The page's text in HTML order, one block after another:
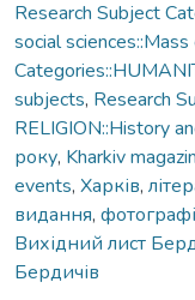
Research Subject
social
subjects, Research
RELIGION::History
року, Kharkiv
events, Харків,
видання,
Вихідний лист
Бердичів